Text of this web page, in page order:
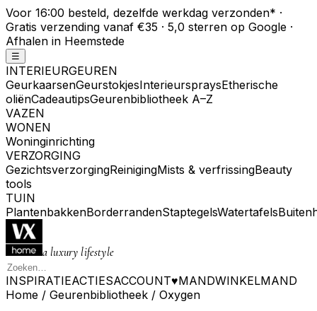
Voor 16:00 besteld, dezelfde werkdag verzonden* ·
Gratis verzending vanaf €35 · 5,0 sterren op Google ·
Afhalen in Heemstede
☰
INTERIEURGEUREN
GeurkaarsenGeurstokjesInterieurspraysEtherische
oliënCadeautipsGeurenbibliotheek A–Z
VAZEN
WONEN
Woninginrichting
VERZORGING
GezichtsverzorgingReinigingMists & verfrissingBeauty
tools
TUIN
PlantenbakkenBorderrandenStaptegelsWatertafels
a luxury lifestyle
INSPIRATIEACTIESACCOUNT♥MANDWINKELMAND
Home / Geurenbibliotheek / Oxygen